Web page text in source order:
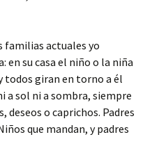
familias actuales yo
en su casa el niño o la niña
todos giran en torno a él
a sol ni a sombra, siempre
deseos o caprichos. Padres
que mandan, y padres